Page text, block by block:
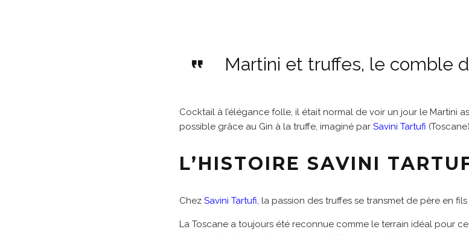
Martini et truffes, le comble
Cocktail à l’élégance folle, il était normal de voir un jour le Martini
possible grâce au Gin à la truffe, imaginé par Savini Tartufi
L’HISTOIRE SAVINI
Chez Savini Tartufi, la passion des truffes se transmet de père en
La Toscane a toujours été reconnue comme le terrain idéal pour